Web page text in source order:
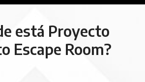
está Proyecto
Escape Room?